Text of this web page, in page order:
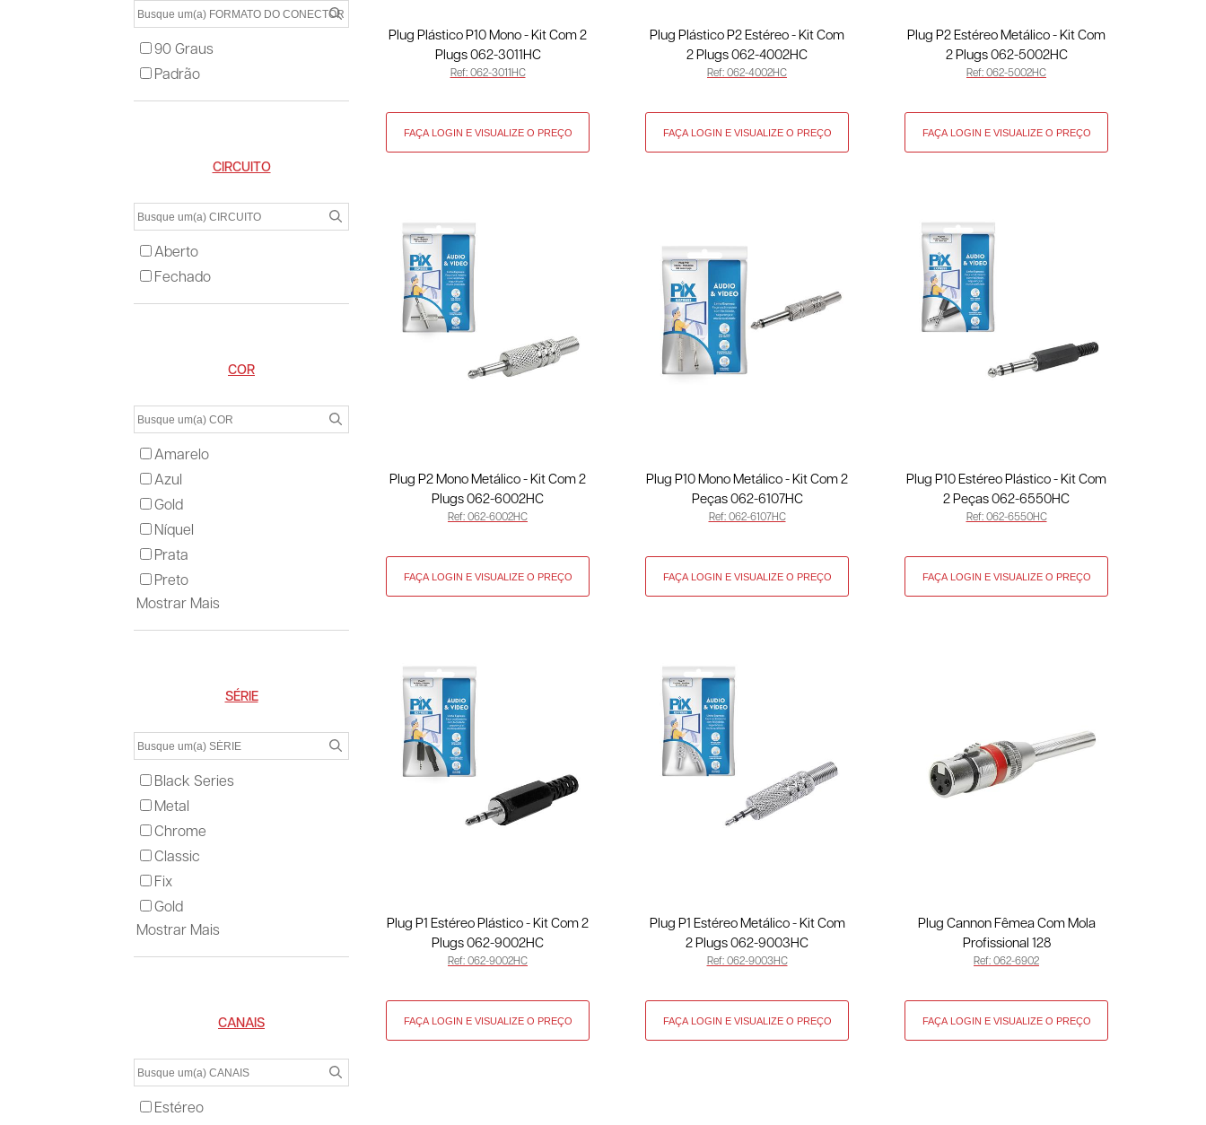
90 Graus
Padrão
CIRCUITO
Aberto
Fechado
COR
Amarelo
Azul
Gold
Níquel
Prata
Preto
Mostrar Mais
SÉRIE
Black Series
Metal
Chrome
Classic
Fix
Gold
Mostrar Mais
CANAIS
Estéreo
Plug Plástico P10 Mono - Kit Com 2
Plugs 062-3011HC
Ref: 062-3011HC
Plug Plástico P2 Estéreo - Kit Com
2 Plugs 062-4002HC
Ref: 062-4002HC
Plug P2 Estéreo Metálico - Kit Com
2 Plugs 062-5002HC
Ref: 062-5002HC
Plug P2 Mono Metálico - Kit Com 2
Plugs 062-6002HC
Ref: 062-6002HC
Plug P10 Mono Metálico - Kit Com 2
Peças 062-6107HC
Ref: 062-6107HC
Plug P10 Estéreo Plástico - Kit Com
2 Peças 062-6550HC
Ref: 062-6550HC
Plug P1 Estéreo Plástico - Kit Com 2
Plugs 062-9002HC
Ref: 062-9002HC
Plug P1 Estéreo Metálico - Kit Com
2 Plugs 062-9003HC
Ref: 062-9003HC
Plug Cannon Fêmea Com Mola
Profissional 128
Ref: 062-6902